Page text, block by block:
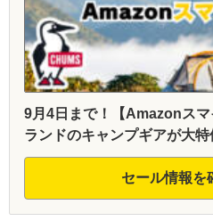
9月4日まで！【Amazonス
ランドのキャンプギアが大特
セール情報を